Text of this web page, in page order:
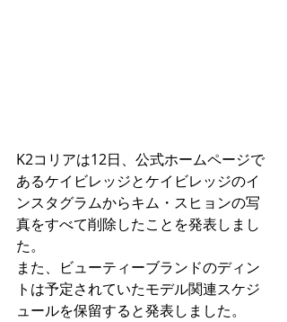
K2コリアは12日、公式ホームページで
あるケイビレッジとケイビレッジのイ
ンスタグラムからキム・スヒョンの写
真をすべて削除したことを発表しまし
た。
また、ビューティーブランドのディン
トは予定されていたモデル関連スケジ
ュールを保留すると発表しました。